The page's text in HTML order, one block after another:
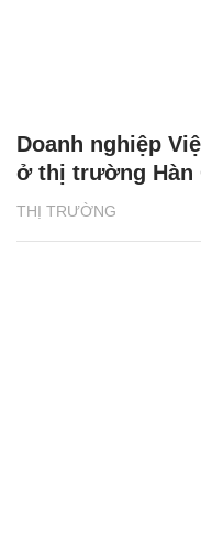
THỊ TRƯỜNG
Doanh nghiệp
ở thị trường Hàn